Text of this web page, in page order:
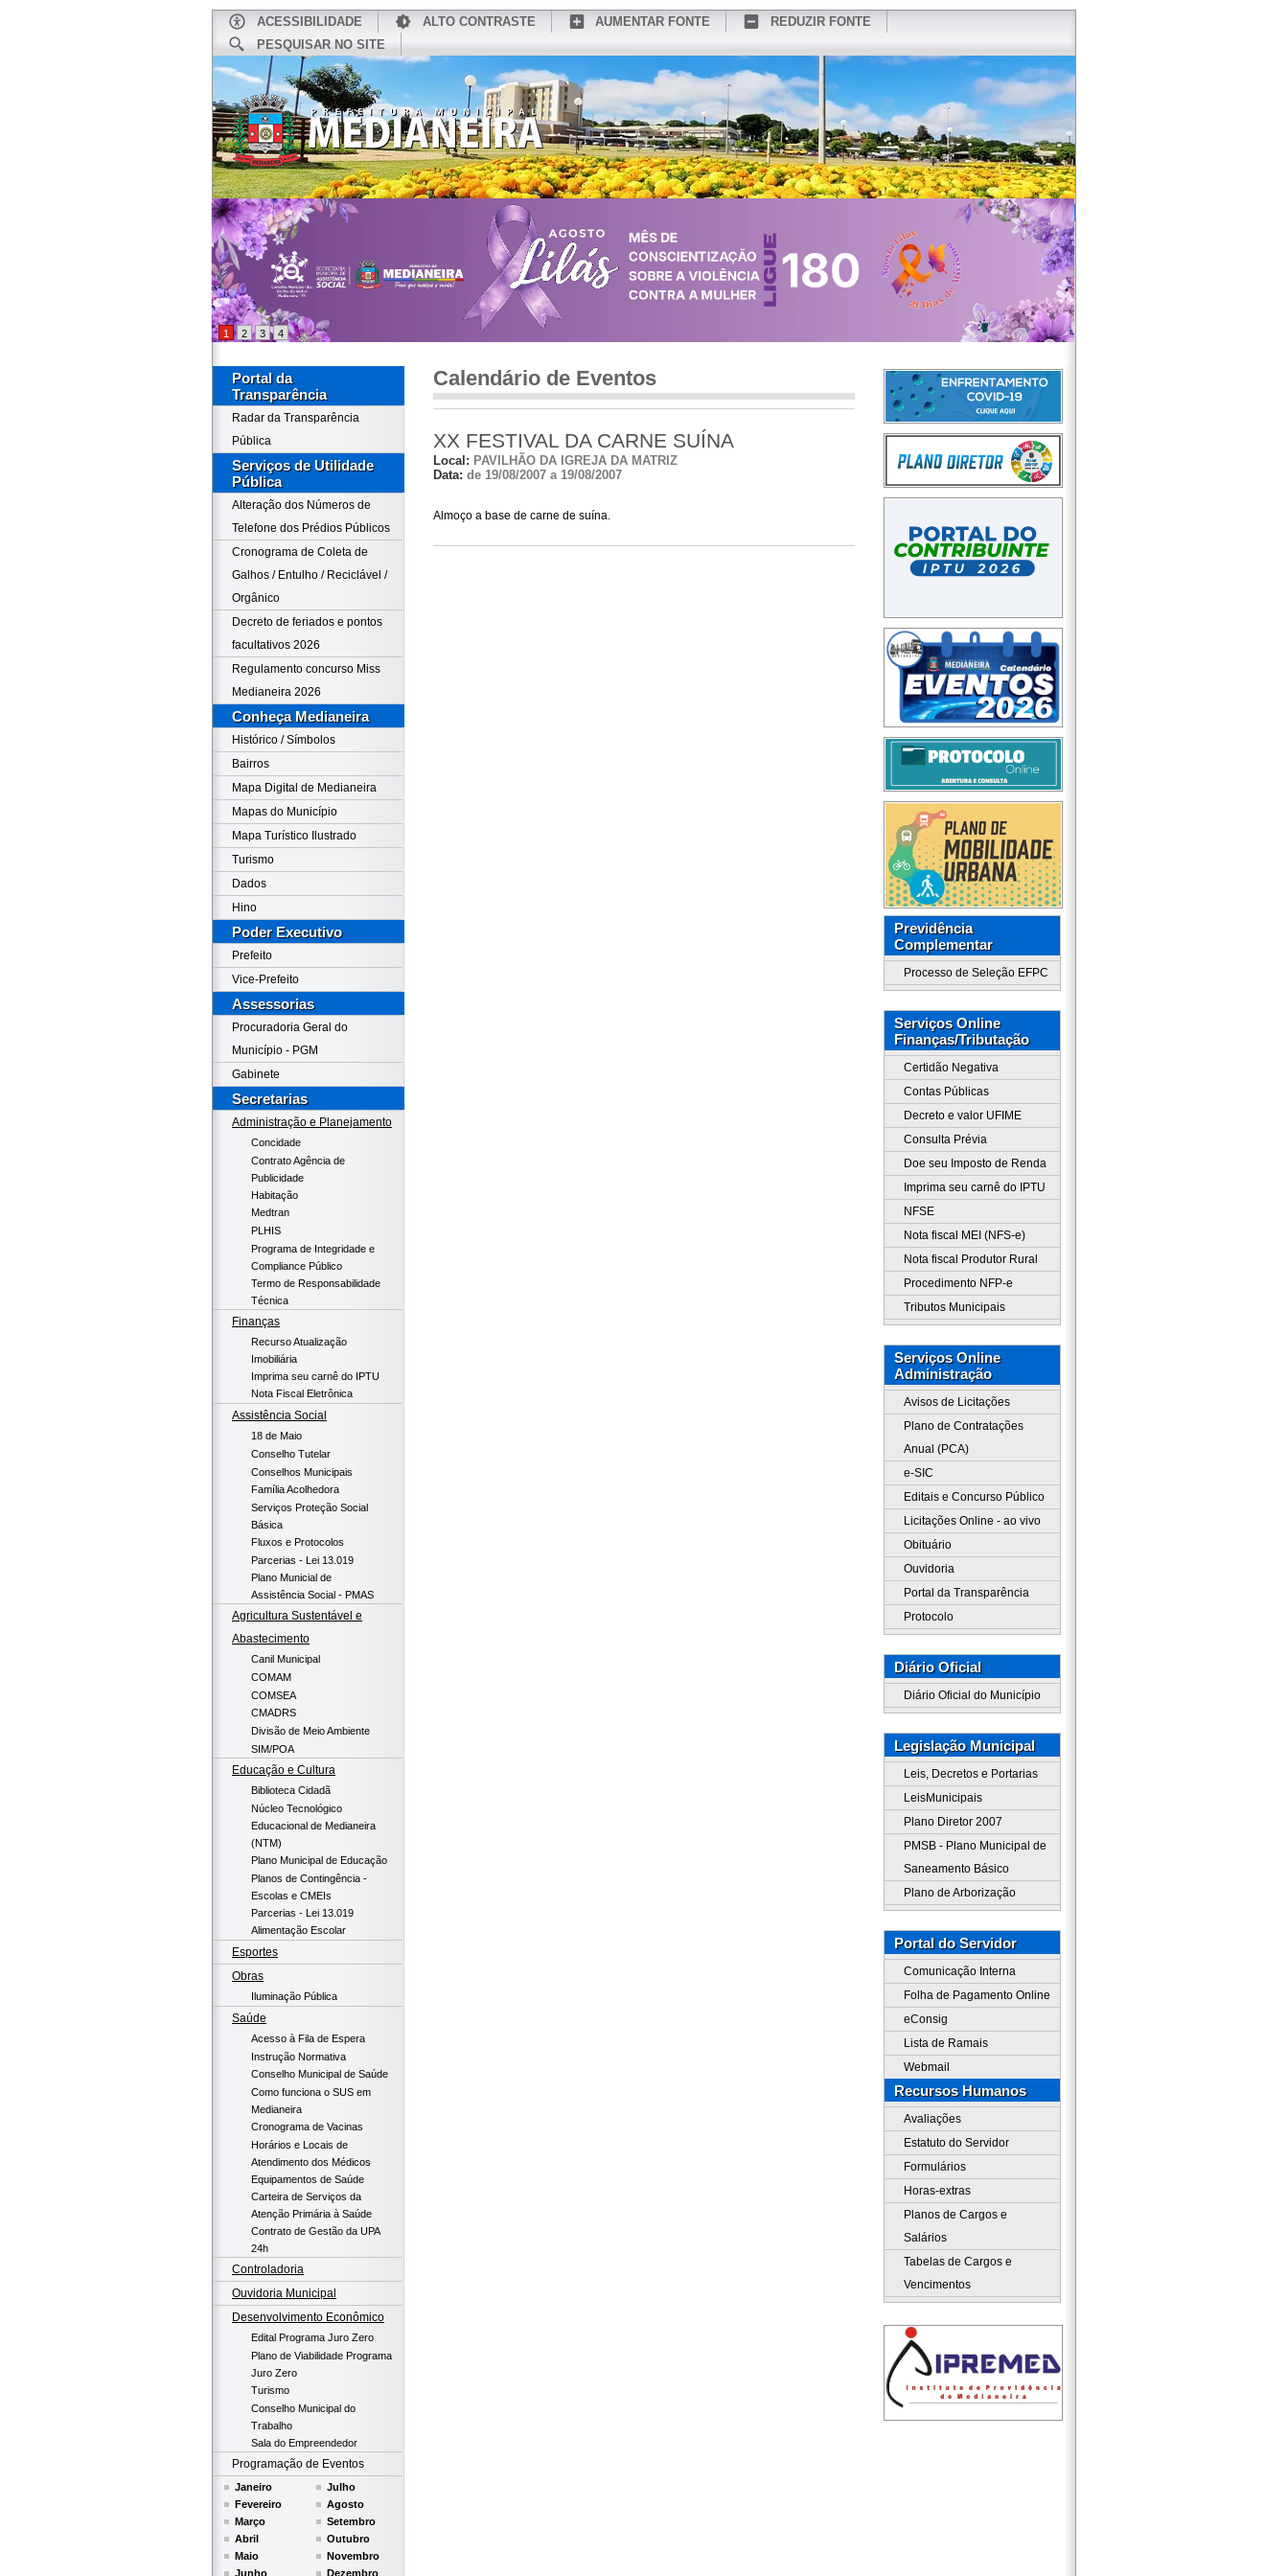
ACESSIBILIDADE ALTO CONTRASTE AUMENTAR FONTE
REDUZIR FONTE
PESQUISAR NO SITE
CONHEÇA MEDIANEIRA REDES SOCIAIS WEBMAIL
1 2 3 4
Portal da
Transparência
Radar da Transparência
Pública
Serviços de Utilidade
Pública
Alteração dos Números de
Telefone dos Prédios Públicos
Cronograma de Coleta de
Galhos / Entulho / Reciclável /
Orgânico
Decreto de feriados e pontos
facultativos 2026
Regulamento concurso Miss
Medianeira 2026
Conheça Medianeira
Histórico / Símbolos
Bairros
Mapa Digital de Medianeira
Mapas do Município
Mapa Turístico Ilustrado
Turismo
Dados
Hino
Poder Executivo
Prefeito
Vice-Prefeito
Assessorias
Procuradoria Geral do
Município - PGM
Gabinete
Secretarias
Administração e Planejamento
Concidade
Contrato Agência de
Publicidade
Habitação
Medtran
PLHIS
Programa de Integridade e
Compliance Público
Termo de Responsabilidade
Técnica
Finanças
Recurso Atualização
Imobiliária
Imprima seu carnê do IPTU
Nota Fiscal Eletrônica
Assistência Social
18 de Maio
Conselho Tutelar
Conselhos Municipais
Família Acolhedora
Serviços Proteção Social
Básica
Fluxos e Protocolos
Parcerias - Lei 13.019
Plano Municial de
Assistência Social - PMAS
Agricultura Sustentável e
Abastecimento
Canil Municipal
COMAM
COMSEA
CMADRS
Divisão de Meio Ambiente
SIM/POA
Educação e Cultura
Biblioteca Cidadã
Núcleo Tecnológico
Educacional de Medianeira
(NTM)
Plano Municipal de Educação
Planos de Contingência -
Escolas e CMEIs
Parcerias - Lei 13.019
Alimentação Escolar
Esportes
Obras
Iluminação Pública
Saúde
Acesso à Fila de Espera
Instrução Normativa
Conselho Municipal de Saúde
Como funciona o SUS em
Medianeira
Cronograma de Vacinas
Horários e Locais de
Atendimento dos Médicos
Equipamentos de Saúde
Carteira de Serviços da
Atenção Primária à Saúde
Contrato de Gestão da UPA
24h
Controladoria
Ouvidoria Municipal
Desenvolvimento Econômico
Edital Programa Juro Zero
Plano de Viabilidade Programa
Juro Zero
Turismo
Conselho Municipal do
Trabalho
Sala do Empreendedor
Programação de Eventos
Janeiro
Fevereiro
Março
Abril
Maio
Junho
Julho
Agosto
Setembro
Outubro
Novembro
Dezembro
Calendário de Eventos
XX FESTIVAL DA CARNE SUÍNA
Local: PAVILHÃO DA IGREJA DA MATRIZ
Data: de 19/08/2007 a 19/08/2007
Almoço a base de carne de suína.
Previdência
Complementar
Processo de Seleção EFPC
Serviços Online
Finanças/Tributação
Certidão Negativa
Contas Públicas
Decreto e valor UFIME
Consulta Prévia
Doe seu Imposto de Renda
Imprima seu carnê do IPTU
NFSE
Nota fiscal MEI (NFS-e)
Nota fiscal Produtor Rural
Procedimento NFP-e
Tributos Municipais
Serviços Online
Administração
Avisos de Licitações
Plano de Contratações
Anual (PCA)
e-SIC
Editais e Concurso Público
Licitações Online - ao vivo
Obituário
Ouvidoria
Portal da Transparência
Protocolo
Diário Oficial
Diário Oficial do Município
Legislação Municipal
Leis, Decretos e Portarias
LeisMunicipais
Plano Diretor 2007
PMSB - Plano Municipal de
Saneamento Básico
Plano de Arborização
Portal do Servidor
Comunicação Interna
Folha de Pagamento Online
eConsig
Lista de Ramais
Webmail
Recursos Humanos
Avaliações
Estatuto do Servidor
Formulários
Horas-extras
Planos de Cargos e
Salários
Tabelas de Cargos e
Vencimentos